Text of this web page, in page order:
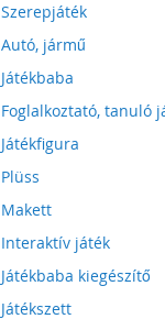
Szerepjáték
Autó, jármű
Játékbaba
Foglalkoztató, tanuló
Játékfigura
Plüss
Makett
Interaktív játék
Játékbaba kiegészítő
Játékszett